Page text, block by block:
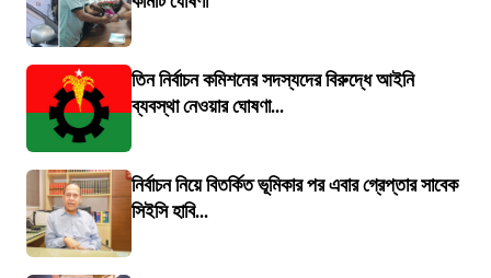
তিন নির্বাচন কমিশনের সদস্যদের বিরুদ্ধে আইনি
ব্যবস্থা নেওয়ার ঘোষণা...
নির্বাচন নিয়ে বিতর্কিত ভূমিকার পর এবার গ্রেপ্তার সাবেক
সিইসি হাবি...